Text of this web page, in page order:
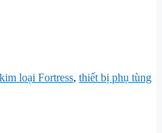
loại Fortress, thiết bị phụ tùng